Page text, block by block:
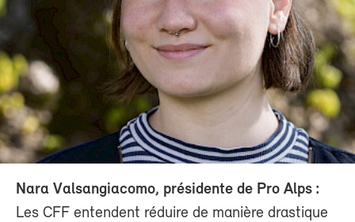
Nara Valsangiacomo, présidente de Pro Alps :
Les CFF entendent réduire de manière drastique